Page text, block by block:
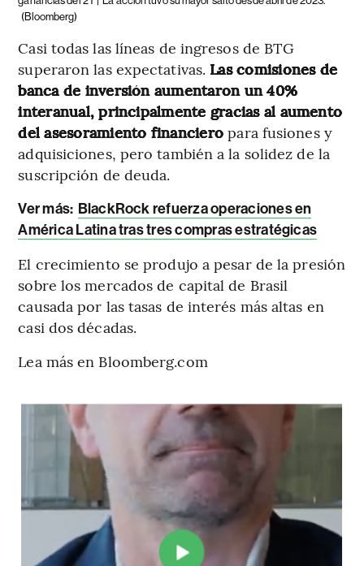
(Bloomberg)
Casi todas las líneas de ingresos de BTG
superaron las expectativas. Las comisiones de
banca de inversión aumentaron un 40%
interanual, principalmente gracias al aumento
del asesoramiento financieropara fusiones y
adquisiciones, pero también a la solidez de la
suscripción de deuda.
Ver más: BlackRock refuerza operaciones en
América Latina tras tres compras estratégicas
El crecimiento se produjo a pesar de la presión
sobre los mercados de capital de Brasil
causada por las tasas de interés más altas en
casi dos décadas.
Lea más en Bloomberg.com